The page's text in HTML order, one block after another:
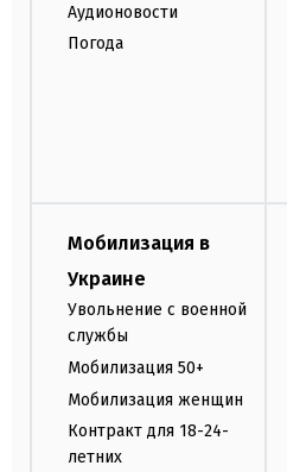
Аудионовости
Погода
Мобилизация в
Украине
Увольнение с военной
службы
Мобилизация 50+
Мобилизация женщин
Контракт для 18-24-
летних